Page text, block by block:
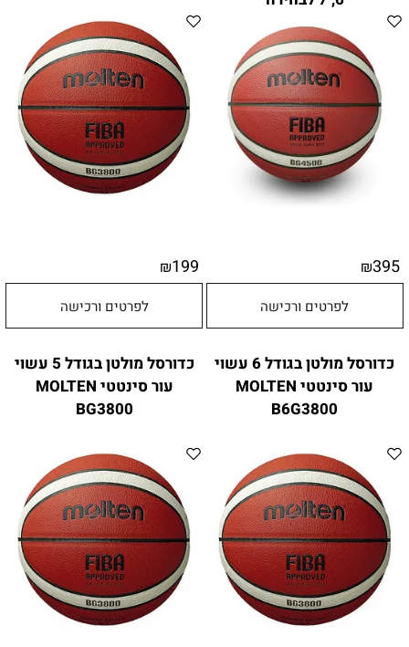
₪395
לפרטים ורכישה
₪199
לפרטים ורכישה
כדורסל מולטן בגודל 6 עשוי
עור סינטטי MOLTEN
B6G3800
כדורסל מולטן בגודל 5 עשוי
עור סינטטי MOLTEN
BG3800